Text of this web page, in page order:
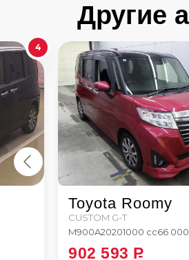
Другие
Toyota Roomy
CUSTOM G-T
M900A20201000 сс66 000
902 593 P
4